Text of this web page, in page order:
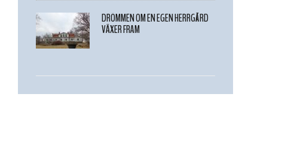
DRÖMMEN OM EN EGEN HERRGÅRD
VÄXER FRAM